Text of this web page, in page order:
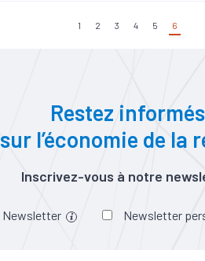
1 2 3 4 5 6
Restez informés
sur l’économie de la
Inscrivez-vous à notre
Newsletter Newsletter